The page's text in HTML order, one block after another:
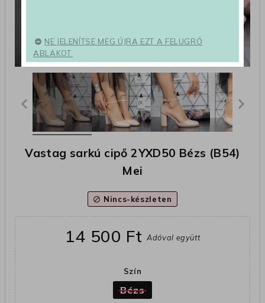
Vastag sarkú cipő 2YXD50 Bézs (B54)
Mei
block Nincs-készleten
14 500 FtAdóval együtt
Szín
Bézs
NE JELENÍTSE MEG ÚJRA EZT A FELUGRÓ
ABLAKOT.